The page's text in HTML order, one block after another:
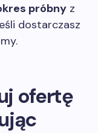
próbny z
dostarczasz
ofertę